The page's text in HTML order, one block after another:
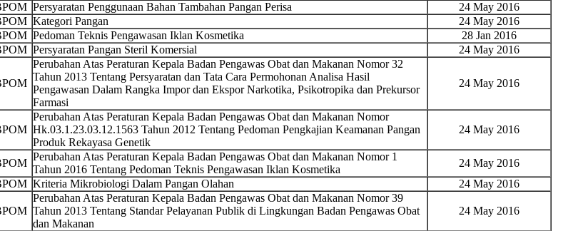
Persyaratan Penggunaan Bahan Tambahan Pangan Perisa
24 May 2016
Kategori Pangan
24 May 2016
Pedoman Teknis Pengawasan Iklan Kosmetika
28 Jan 2016
Persyaratan Pangan Steril Komersial 24 May 2016
Perubahan Atas Peraturan Kepala Badan Pengawas Obat dan Makanan Nomor 32
Tahun 2013 Tentang Persyaratan dan Tata Cara Permohonan Analisa Hasil
Pengawasan Dalam Rangka Impor dan Ekspor Narkotika, Psikotropika dan Prekursor
Farmasi
24 May 2016
Perubahan Atas Peraturan Kepala Badan Pengawas Obat dan Makanan Nomor
Hk.03.1.23.03.12.1563 Tahun 2012 Tentang Pedoman Pengkajian Keamanan Pangan
Produk Rekayasa Genetik
24 May 2016
Perubahan Atas Peraturan Kepala Badan Pengawas Obat dan Makanan Nomor 1
Tahun 2016 Tentang Pedoman Teknis Pengawasan Iklan Kosmetika
24 May 2016
Kriteria Mikrobiologi Dalam Pangan Olahan 24 May 2016
Perubahan Atas Peraturan Kepala Badan Pengawas Obat dan Makanan Nomor 39
Tahun 2013 Tentang Standar Pelayanan Publik di Lingkungan Badan Pengawas Obat
dan Makanan
24 May 2016